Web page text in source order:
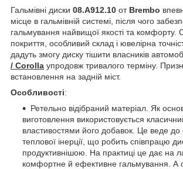
Гальмівні диски 08.A912.10 от Brembo
місце в гальмівній системі, після чого
гальмування найвищої якості та комфорту.
покриття, особливий склад і ювелірна
дадуть змогу диску тішити власників
/ Corolla упродовж тривалого терміну.
встановлення на задній міст.
Особливості:
Ретельно відібраний матеріал. Як
виготовлення використовується
властивостями його добавок. Це веде до
теплової інерції, що робить співпрацю
продуктивнішою. На практиці це дає на
комфортне й ефективне гальмування. А